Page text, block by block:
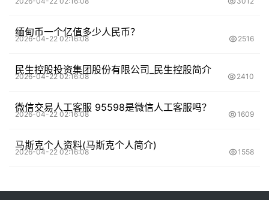
缅甸币一个亿值多少人民币？
2026-04-22 02:16:08 2516
民生控股投资集团股份有限公司_民生控股简介
2026-04-22 02:16:08 2410
微信交易人工客服 95598是微信人工客服吗？
2026-04-22 02:16:08 1609
马斯克个人资料(马斯克个人简介)
2026-04-22 02:16:08 1558